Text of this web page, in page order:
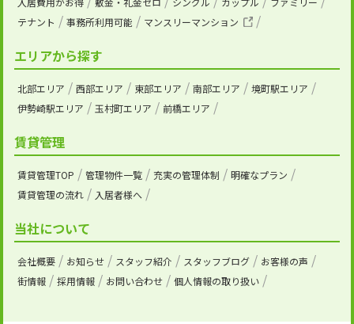
テナント
事務所利用可能 マンスリーマンション
エリアから探す
北部エリア 西部エリア 東部エリア 南部エリア
境町駅エリア
伊勢崎駅エリア
玉村町エリア 前橋エリア
賃貸管理
賃貸管理TOP 管理物件一覧 充実の管理体制
明確なプラン
賃貸管理の流れ
入居者様へ
当社について
会社概要 お知らせ スタッフ紹介 スタッフブログ
お客様の声
街情報
採用情報 お問い合わせ 個人情報の取り扱い